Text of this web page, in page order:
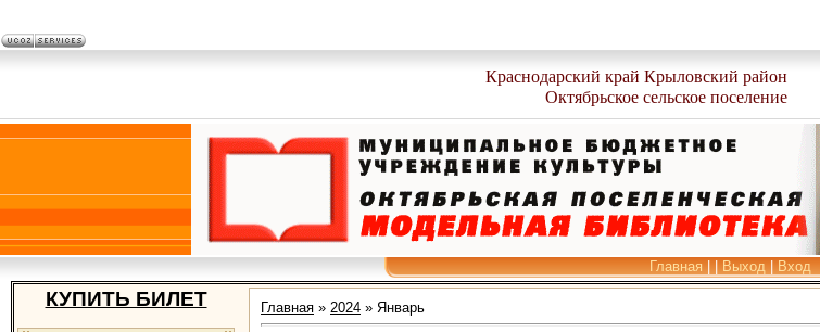
Краснодарский край Крыловский район
Октябрьское сельское поселение
Главная||Выход|Вход
КУПИТЬ БИЛЕТ Главная » 2024 » Январь